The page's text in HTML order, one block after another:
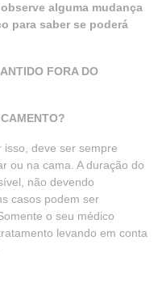
alguma mudança
para saber se poderá
FORA DO
deve ser sempre
ou na cama. A duração do
não devendo
casos podem ser
o seu médico
levando em conta